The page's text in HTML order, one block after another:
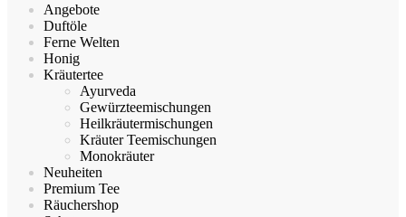
Angebote
Duftöle
Ferne Welten
Honig
Kräutertee
Ayurveda
Gewürzteemischungen
Heilkräutermischungen
Kräuter Teemischungen
Monokräuter
Neuheiten
Premium Tee
Räuchershop